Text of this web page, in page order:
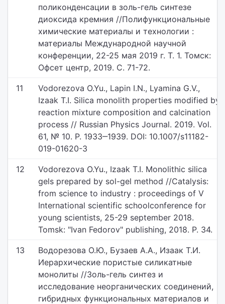
поликонденсации в золь-гель синтезе
диоксида кремния //Полифункциональные
химические материалы и технологии :
материалы Международной научной
конференции, 22-25 мая 2019 г. Т. 1. Томск:
Офсет центр, 2019. С. 71-72.
11
Vodorezova O.Yu., Lapin I.N., Lyamina G.V.,
Izaak T.I. Silica monolith properties modified by
reaction mixture composition and calcination
process // Russian Physics Journal. 2019. Vol.
61, № 10. P. 1933‒1939. DOI: 10.1007/s11182-
019-01620-3
12
Vodorezova O.Yu., Izaak T.I. Monolithic silica
gels prepared by sol-gel method //Catalysis:
from science to industry : proceedings of V
International scientific schoolconference for
young scientists, 25-29 september 2018.
Tomsk: "Ivan Fedorov" publishing, 2018. P. 34.
13
Водорезова О.Ю., Бузаев А.А., Изаак Т.И.
Иерархические пористые силикатные
монолиты //Золь-гель синтез и
исследование неорганических соединений,
гибридных функциональных материалов и